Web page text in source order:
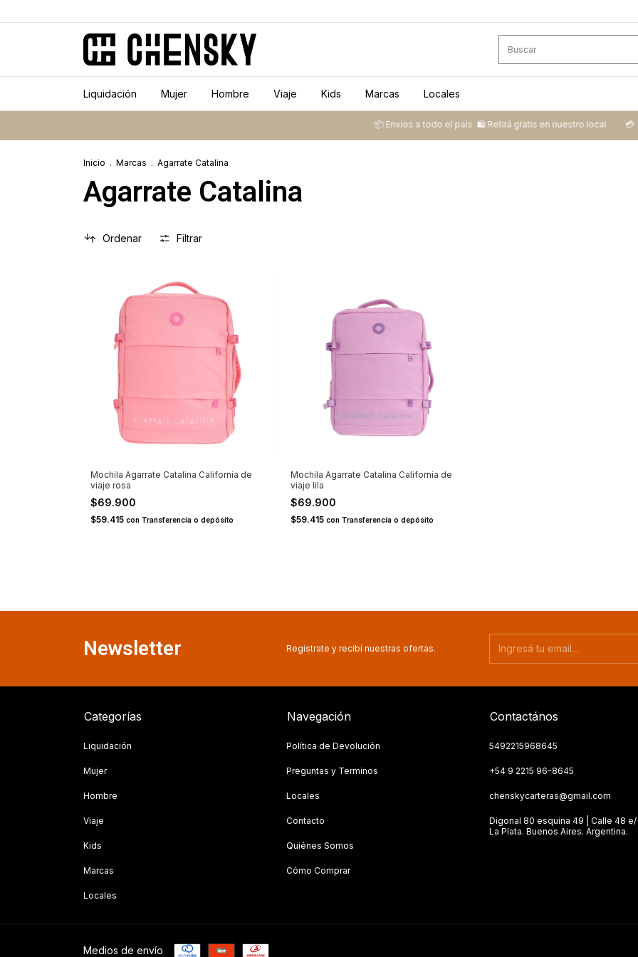
Liquidación Mujer Hombre Viaje Kids Marcas Locales
📦 ​Envíos a todo el país ​ 🛍️​ Retirá gratis en nuestro local 💳​ 3
Inicio . Marcas . Agarrate Catalina
Agarrate Catalina
Ordenar Filtrar
Mochila Agarrate Catalina California de
viaje rosa
$69.900
$59.415 con Transferencia o depósito
Mochila Agarrate Catalina California de
viaje lila
$69.900
$59.415con Transferencia o depósito
Newsletter Registrate y recibí nuestras ofertas.
Categorías
Liquidación
Mujer
Hombre
Viaje
Kids
Marcas
Locales
Navegación
Política de Devolución
Preguntas y Terminos
Locales
Contacto
Quiénes Somos
Cómo Comprar
Contactános
5492215968645
+54 9 2215 96-8645
chenskycarteras@gmail.com
Digonal 80 esquina 49 | Calle 48 e/
La Plata. Buenos Aires. Argentina.
Medios de envío